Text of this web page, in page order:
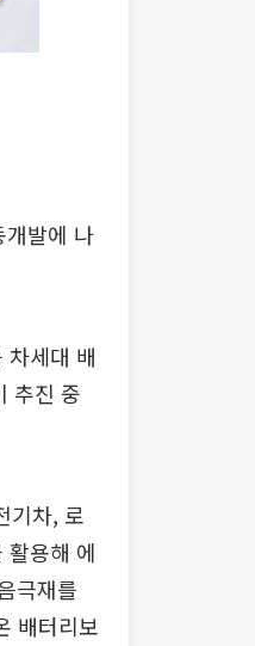
발에 나
차세대 배
추진 중
기차, 로
활용해 에
극재를
배터리보